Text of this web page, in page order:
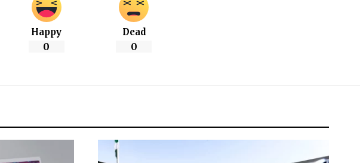
Happy
0
Dead
0